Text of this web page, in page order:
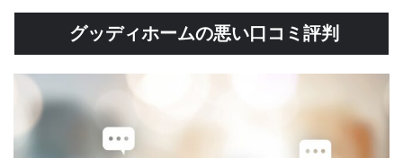
グッディホームの悪い口コミ評判